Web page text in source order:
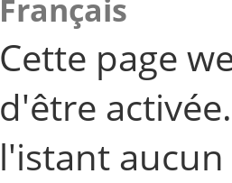
Français
Cette page
d'être
l'istant